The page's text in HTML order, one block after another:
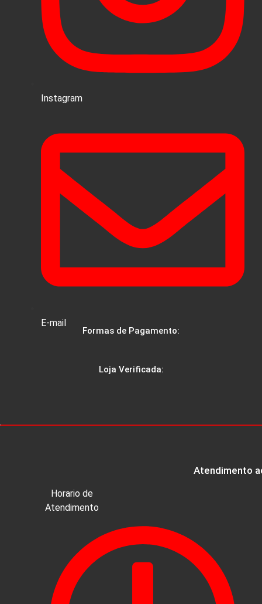
Instagram
E-mail
Formas de Pagamento:
Loja Verificada:
Atendimento
Horario de
Atendimento